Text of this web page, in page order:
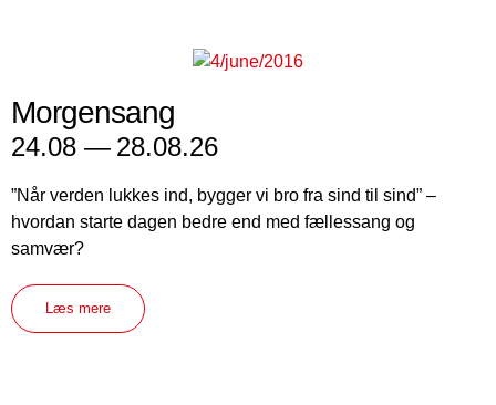
Morgensang
24.08 — 28.08.26
”Når verden lukkes ind, bygger vi bro fra sind til sind” –
hvordan starte dagen bedre end med fællessang og
samvær?
Læs mere